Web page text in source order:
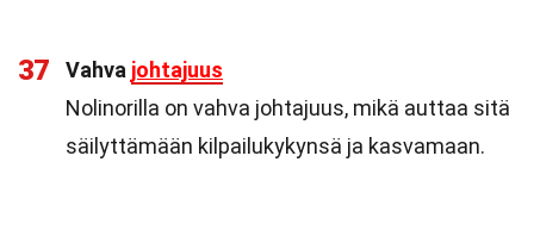
37 Vahva johtajuus
Nolinorilla on vahva johtajuus, mikä auttaa sitä
säilyttämään kilpailukykynsä ja kasvamaan.